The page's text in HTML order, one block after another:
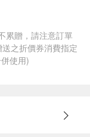
累贈，請注意訂單
之折價券消費指定
使用)